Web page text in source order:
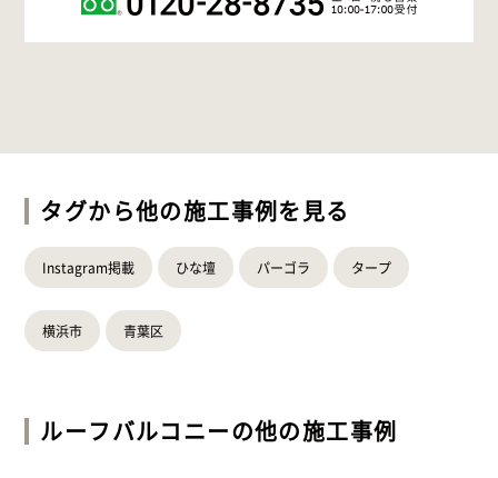
タグから他の施工事例を見る
Instagram掲載 ひな壇 パーゴラ タープ
横浜市 青葉区
ルーフバルコニーの他の施工事例